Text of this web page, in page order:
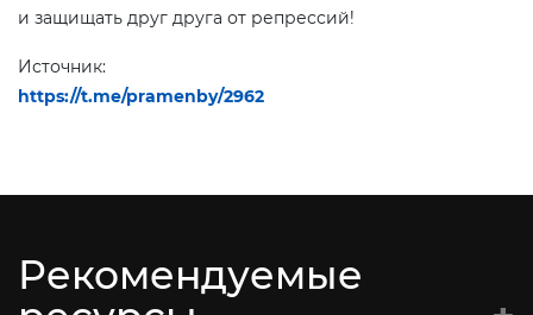
и защищать друг друга от репрессий!
Источник:
https://t.me/pramenby/2962
Рекомендуемые